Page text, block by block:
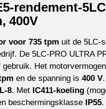
rendement-
400V
voor 735 tpm uit de 5LC-
De 5LC-PRO ULTRA
Het
en de spanning is 400 V.
8. Met IC411-koeling
beschermingsklasse IP55.